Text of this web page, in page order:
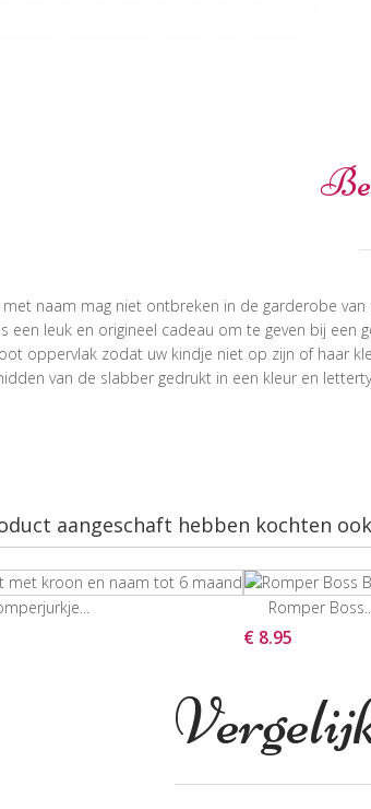
naam mag niet ontbreken in de garderobe van
een leuk en origineel cadeau om te geven bij een
oppervlak zodat uw kindje niet op zijn of haar
van de slabber gedrukt in een kleur en
aangeschaft hebben kochten
Romper
€ 8.95